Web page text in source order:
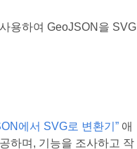
용하여 GeoJSON을 SVG
에서 SVG로 변환기” 애
하며, 기능을 조사하고 작